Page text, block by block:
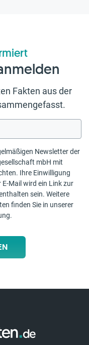
Fakten aus der
Newsletter der
mbH mit
Ihre Einwilligung
E-Mail wird ein Link zur
finden Sie in unserer
.